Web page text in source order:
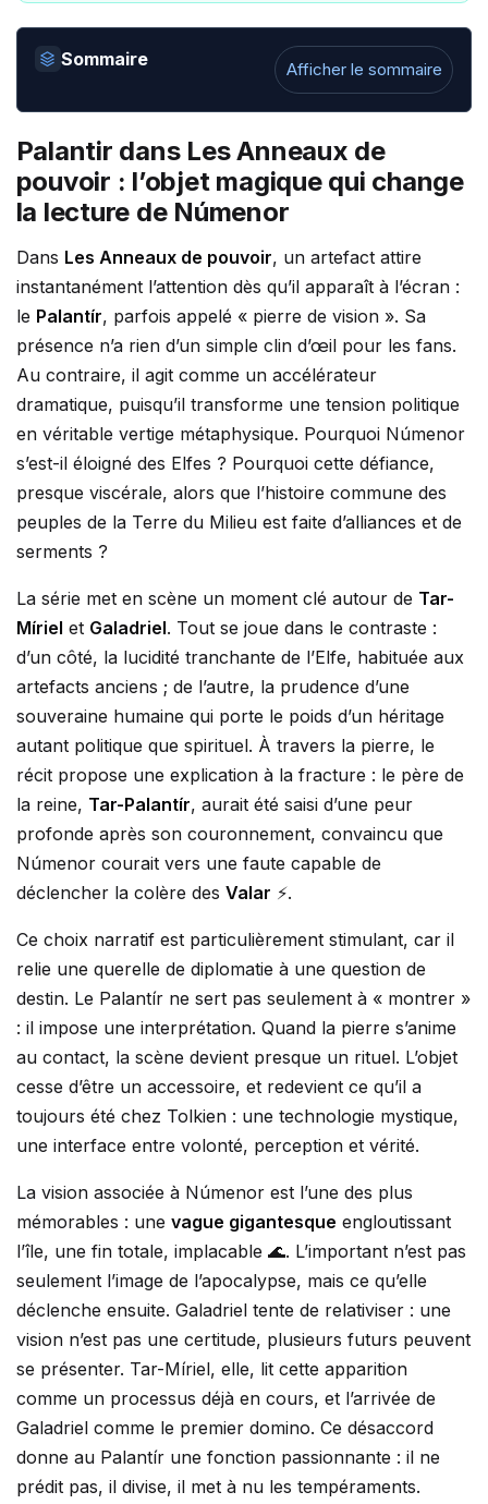
Sommaire Afficher le sommaire
Palantir dans Les Anneaux de
pouvoir : l’objet magique qui change
la lecture de Númenor
Dans Les Anneaux de pouvoir, un artefact attire
instantanément l’attention dès qu’il apparaît à l’écran :
le Palantír, parfois appelé « pierre de vision ». Sa
présence n’a rien d’un simple clin d’œil pour les fans.
Au contraire, il agit comme un accélérateur
dramatique, puisqu’il transforme une tension politique
en véritable vertige métaphysique. Pourquoi Númenor
s’est-il éloigné des Elfes ? Pourquoi cette défiance,
presque viscérale, alors que l’histoire commune des
peuples de la Terre du Milieu est faite d’alliances et de
serments ?
La série met en scène un moment clé autour de Tar-
Míriel et Galadriel. Tout se joue dans le contraste :
d’un côté, la lucidité tranchante de l’Elfe, habituée aux
artefacts anciens ; de l’autre, la prudence d’une
souveraine humaine qui porte le poids d’un héritage
autant politique que spirituel. À travers la pierre, le
récit propose une explication à la fracture : le père de
la reine, Tar-Palantír, aurait été saisi d’une peur
profonde après son couronnement, convaincu que
Númenor courait vers une faute capable de
déclencher la colère des Valar ⚡.
Ce choix narratif est particulièrement stimulant, car il
relie une querelle de diplomatie à une question de
destin. Le Palantír ne sert pas seulement à « montrer »
: il impose une interprétation. Quand la pierre s’anime
au contact, la scène devient presque un rituel. L’objet
cesse d’être un accessoire, et redevient ce qu’il a
toujours été chez Tolkien : une technologie mystique,
une interface entre volonté, perception et vérité.
La vision associée à Númenor est l’une des plus
mémorables : une vague gigantesque engloutissant
l’île, une fin totale, implacable 🌊. L’important n’est pas
seulement l’image de l’apocalypse, mais ce qu’elle
déclenche ensuite. Galadriel tente de relativiser : une
vision n’est pas une certitude, plusieurs futurs peuvent
se présenter. Tar-Míriel, elle, lit cette apparition
comme un processus déjà en cours, et l’arrivée de
Galadriel comme le premier domino. Ce désaccord
donne au Palantír une fonction passionnante : il ne
prédit pas, il divise, il met à nu les tempéraments.